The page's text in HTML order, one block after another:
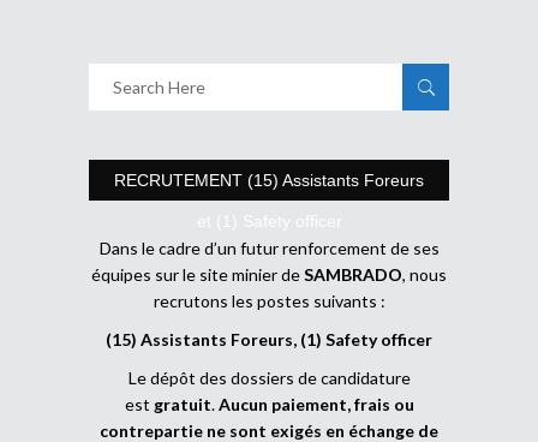
RECRUTEMENT (15) Assistants Foreurs
et (1) Safety officer
Dans le cadre d’un futur renforcement de ses
équipes sur le site minier deSAMBRADO, nous
recrutons les postes suivants :
(15) Assistants Foreurs, (1) Safety officer
Le dépôt des dossiers de candidature
est gratuit.Aucun paiement, frais ou
contrepartie ne sont exigés en échange de